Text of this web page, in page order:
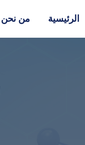
الرئيسية من نحن